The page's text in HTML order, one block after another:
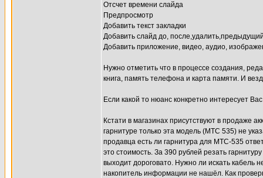
Отсчет времени слайда
Предпросмотр
Добавить текст закладки
Добавить слайд до,
Добавить приложение, видео, аудио,
Нужно отметить что в процессе создания,
книга, память телефона и карта памяти. И
Если какой то нюанс конкретно интересует
Кстати в магазинах присутствуют в продаже
гарнитуре только эта модель (МТС 535) не
продавца есть ли гарнитура для МТС-535
это стоимость. За 390 рублей резать
выходит дороговато. Нужно ли искать кабель
накопитель информации не нашёл. Как